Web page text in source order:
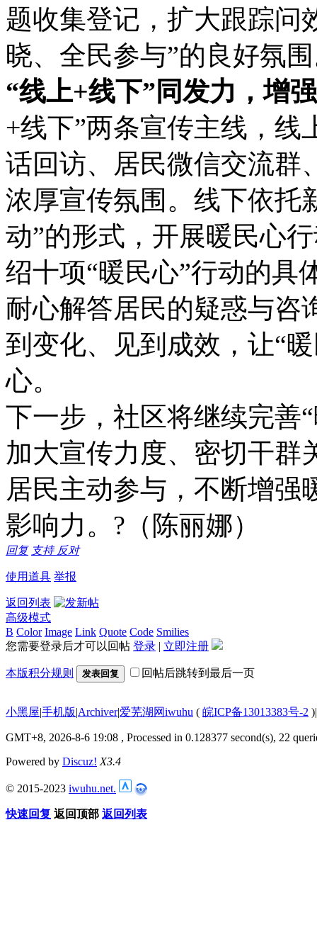
题收集登记，扩大跟踪问
晓、全民参与”的良好氛
“线上+线下”同发力，增
+线下”两条宣传主线，线
话回访、居民微信交流群
浓厚宣传氛围。线下依托
动”的形式，开展暖民心
绍十项“暖民心”行动的具
耐心解答居民的疑惑与咨
到变化、见到成效，让“
心。
下一步，社区将继续完善
加大宣传力度、密切干群
居民主动参与，不断增强
影响力。?（陈丽娜）
回复 支持 反对
使用道具 举报
返回列表
高级模式
B Color Image Link Quote Code Smilies
您需要登录后才可以回帖 登录 | 立即注册
本版积分规则 发表回复 回帖后跳转到最后一页
小黑屋|手机版|Archiver|爱芜湖网iwuhu ( 皖ICP备13013383号-2 )|
GMT+8, 2026-8-6 19:08 , Processed in 0.128377 second(s), 22
Powered by Discuz! X3.4
© 2015-2023 iwuhu.net.
快速回复 返回顶部 返回列表